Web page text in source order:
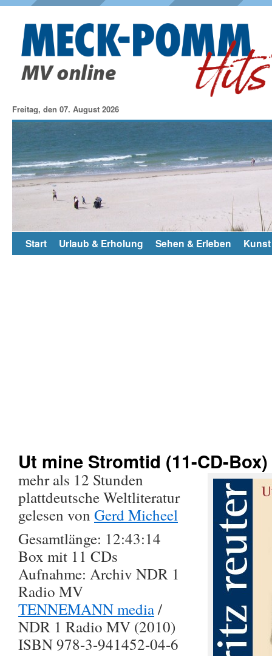
Freitag, den 07. August 2026
Start Urlaub & Erholung Sehen & Erleben
Ut mine Stromtid (11-CD-Box)
mehr als 12 Stunden
plattdeutsche Weltliteratur
gelesen von Gerd Micheel
Gesamtlänge: 12:43:14
Box mit 11 CDs
Aufnahme: Archiv NDR 1
Radio MV
TENNEMANN media/
NDR 1 Radio MV (2010)
ISBN 978-3-941452-04-6